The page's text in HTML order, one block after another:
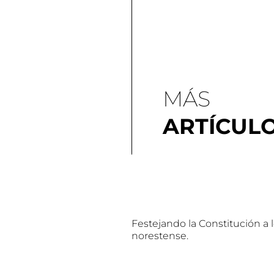
MÁS
Festejando la Constitución a
norestense.